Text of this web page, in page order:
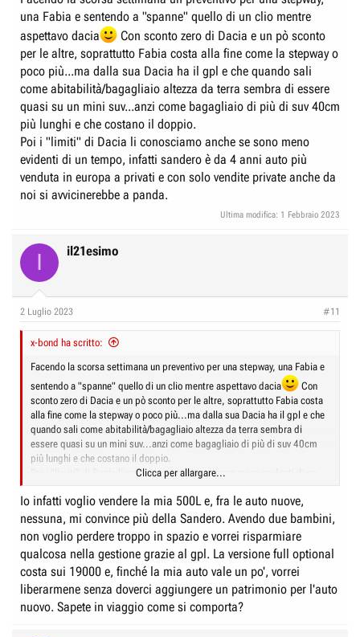
una Fabia e sentendo a "spanne" quello di un clio mentre
aspettavo dacia
Con sconto zero di Dacia e un pò sconto
per le altre, soprattutto Fabia costa alla fine come la stepway o
poco più...ma dalla sua Dacia ha il gpl e che quando sali
come abitabilità/bagagliaio altezza da terra sembra di essere
quasi su un mini suv...anzi come bagagliaio di più di suv 40cm
più lunghi e che costano il doppio.
Poi i "limiti" di Dacia li conosciamo anche se sono meno
evidenti di un tempo, infatti sandero è da 4 anni auto più
venduta in europa a privati e con solo vendite private anche da
noi si avvicinerebbe a panda.
Ultima modifica: 1 Febbraio 2023
I il21esimo
2 Luglio 2023 #11
x-bond ha scritto:
Facendo la scorsa settimana un preventivo per una stepway, una Fabia e
sentendo a "spanne" quello di un clio mentre aspettavo dacia
Con
sconto zero di Dacia e un pò sconto per le altre, soprattutto Fabia costa
alla fine come la stepway o poco più...ma dalla sua Dacia ha il gpl e che
quando sali come abitabilità/bagagliaio altezza da terra sembra di
essere quasi su un mini suv...anzi come bagagliaio di più di suv 40cm
più lunghi e che costano il doppio.
Poi i "limiti" di Dacia li conosciamo anche se sono meno evidenti di un
con solo vendite private anche da noi si avvicinerebbe a panda.
Clicca per allargare...
Io infatti voglio vendere la mia 500L e, fra le auto nuove,
nessuna, mi convince più della Sandero. Avendo due bambini,
non voglio perdere troppo in spazio e vorrei risparmiare
qualcosa nella gestione grazie al gpl. La versione full optional
costa sui 19000 e, finché la mia auto vale un po', vorrei
liberarmene senza doverci aggiungere un patrimonio per l'auto
nuovo. Sapete in viaggio come si comporta?